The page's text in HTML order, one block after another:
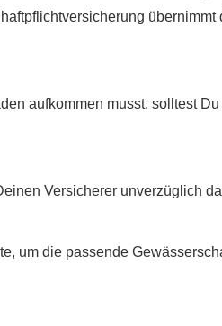
aufkommen musst, solltest
Versicherer unverzüglich
um die passende